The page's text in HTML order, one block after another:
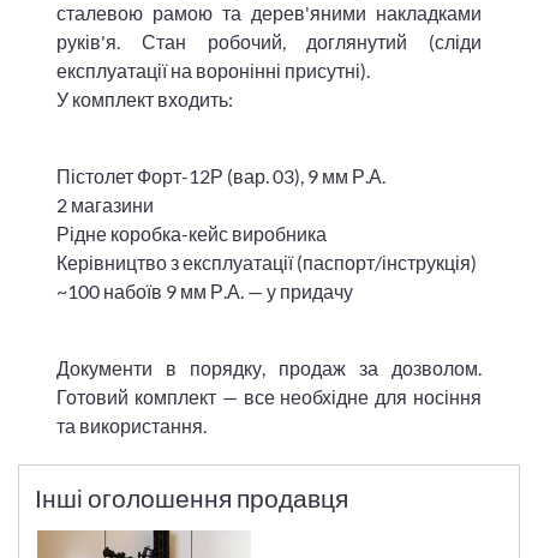
сталевою рамою та дерев'яними накладками
руків'я. Стан робочий, доглянутий (сліди
експлуатації на воронінні присутні).
У комплект входить:
Пістолет Форт-12Р (вар. 03), 9 мм Р.А.
2 магазини
Рідне коробка-кейс виробника
Керівництво з експлуатації (паспорт/інструкція)
~100 набоїв 9 мм Р.А. — у придачу
Документи в порядку, продаж за дозволом.
Готовий комплект — все необхідне для носіння
та використання.
Інші оголошення продавця